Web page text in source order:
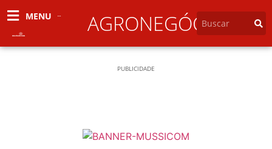
MENU AGRONEGÓCIO
PUBLICIDADE